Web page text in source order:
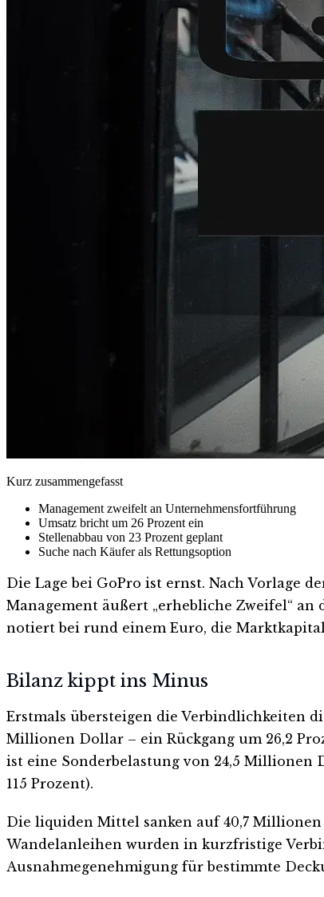
Kurz zusammengefasst
Management zweifelt an Unternehmensfortführung
Umsatz bricht um 26 Prozent ein
Stellenabbau von 23 Prozent geplant
Suche nach Käufer als Rettungsoption
Die Lage bei GoPro ist ernst. Nach Vorlage
Management äußert „erhebliche Zweifel“
notiert bei rund einem Euro, die
Bilanz kippt ins Minus
Erstmals übersteigen die Verbindlichkeiten
Millionen Dollar – ein Rückgang um 26,2
ist eine Sonderbelastung von 24,5 Millionen
115 Prozent).
Die liquiden Mittel sanken auf 40,7
Wandelanleihen wurden in kurzfristige
Ausnahmegenehmigung für bestimmte